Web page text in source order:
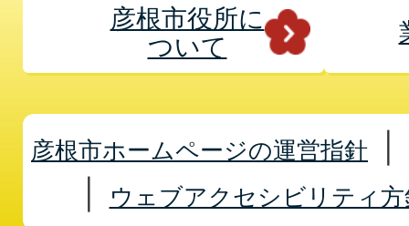
彦根市役所に
ついて
彦根市ホームページの運営指針
ウェブアクセシビリティ方